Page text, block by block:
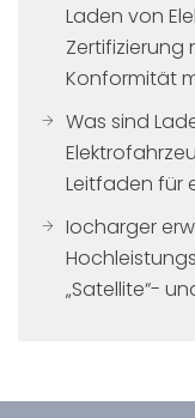
Laden von
Zertifizierung
Konformität
Was sind
Leitfaden für
Iocharger
„Satellite“-